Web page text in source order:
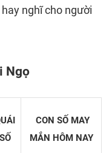
nghĩ cho người
Ngọ
SỐ
CON SỐ MAY
MẮN HÔM NAY